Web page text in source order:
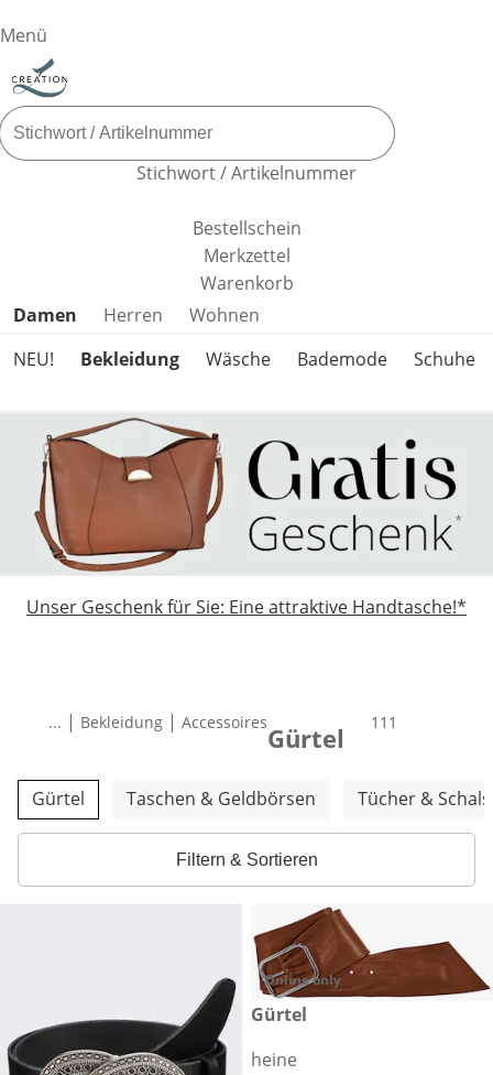
Menü
Stichwort / Artikelnummer
Bestellschein
Merkzettel
Warenkorb
Produktkategorien überspringen
Damen Herren
Wohnen
NEU!
Bekleidung Wäsche Bademode Schuhe
Unser Geschenk für Sie: Eine attraktive Handtasche!*
... | Bekleidung | AccessoiresGürtel Total number
111
Weitere Kategorien überspringen
Gürtel Taschen & Geldbörsen Tücher & Schals
Filtern & Sortieren
Online only
79,99 €
Gürtel
heine